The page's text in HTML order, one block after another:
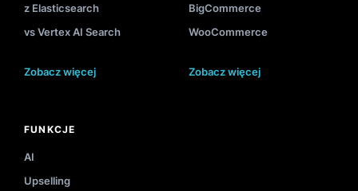
z Elasticsearch
vs Vertex AI Search
Zobacz więcej
BigCommerce
WooCommerce
Zobacz więcej
FUNKCJE
AI
Upselling